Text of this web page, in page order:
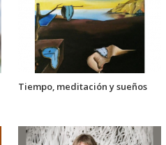
Tiempo, meditación y sueños